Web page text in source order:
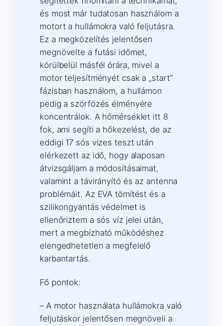
és most már tudatosan használom a
motort a hullámokra való feljutásra.
Ez a megközelítés jelentősen
megnövelte a futási időmet,
körülbelül másfél órára, mivel a
motor teljesítményét csak a „start”
fázisban használom, a hullámon
pedig a szörfözés élményére
koncentrálok. A hőmérséklet itt 8
fok, ami segíti a hőkezelést, de az
eddigi 17 sós vizes teszt után
elérkezett az idő, hogy alaposan
átvizsgáljam a módosításaimat,
valamint a távirányító és az antenna
problémáit. Az EVA tömítést és a
szilikongyantás védelmet is
ellenőriztem a sós víz jelei után,
mert a megbízható működéshez
elengedhetetlen a megfelelő
karbantartás.
Fő pontok:
– A motor használata hullámokra való
feljutáskor jelentősen megnöveli a